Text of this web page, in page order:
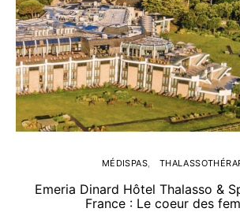
MÉDISPAS
Emeria Dinard Hôtel Thalasso &
France : Le coeur des